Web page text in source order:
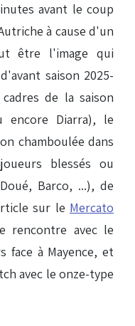
avant le coup
à cause d'un
être l'image qui
saison 2025-
de la saison
encore Diarra), le
chamboulée dans
blessés ou
Barco, ...), de
sur le Mercato
rencontre avec le
face à Mayence, et
avec le onze-type